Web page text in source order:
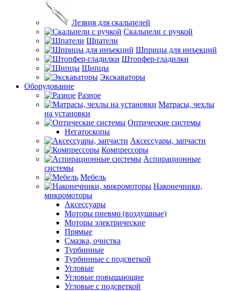
Лезвия для скальпелей
Скальпели с ручкой
Шпатели
Шприцы для инъекций
Штопфер-гладилки
Щипцы
Экскаваторы
Оборудование
Разное
Матрасы, чехлы
на установки
Оптические системы
Негатоскопы
Аксессуары, запчасти
Компрессоры
Аспирационные
системы
Мебель
Наконечники,
микромоторы
Аксессуары
Моторы пневмо (воздушные)
Моторы электрические
Прямые
Смазка, очистка
Турбинные
Турбинные с подсветкой
Угловые
Угловые повышающие
Угловые с подсветкой